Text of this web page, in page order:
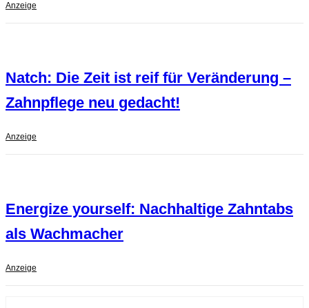
Anzeige
Natch: Die Zeit ist reif für Veränderung –
Zahnpflege neu gedacht!
Anzeige
Energize yourself: Nachhaltige Zahntabs
als Wachmacher
Anzeige